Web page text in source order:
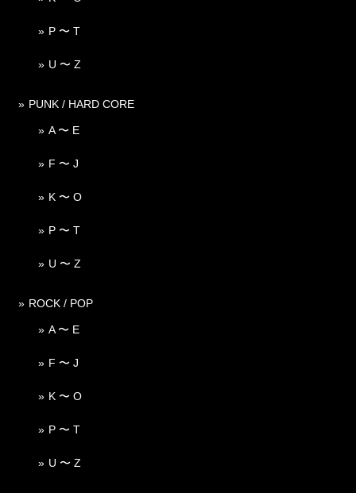
P 〜 T
U 〜 Z
PUNK / HARD CORE
A 〜 E
F 〜 J
K 〜 O
P 〜 T
U 〜 Z
ROCK / POP
A 〜 E
F 〜 J
K 〜 O
P 〜 T
U 〜 Z